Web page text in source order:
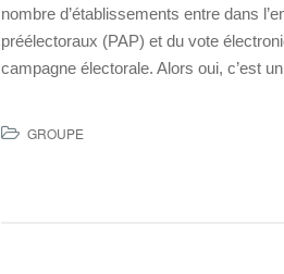
nombre d’établissements entre dans
préélectoraux (PAP) et du vote
campagne électorale. Alors oui, c’est
GROUPE